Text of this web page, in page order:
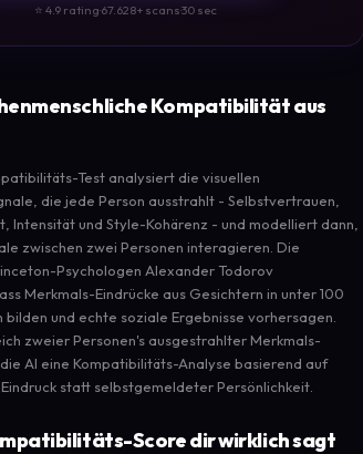
⭐ 4.9 rating·67.628+ scans·30 sec
Kompatibilität aus
Test analysiert die visuellen
die jede Person ausstrahlt - Selbstvertrauen,
Intensität und Style-Kohärenz - und modelliert dann,
zwischen zwei Personen interagieren. Die
Psychologen Alexander Todorov
Merkmals-Eindrücke aus Gesichtern in unter 100
bilden und echte soziale Ergebnisse vorhersagen.
zweier Personen's ausgestrahlter Merkmals-
AI eine Kompatibilitäts-Analyse basierend auf
statt selbstgemeldeter Persönlichkeit.
Score dir wirklich sagt